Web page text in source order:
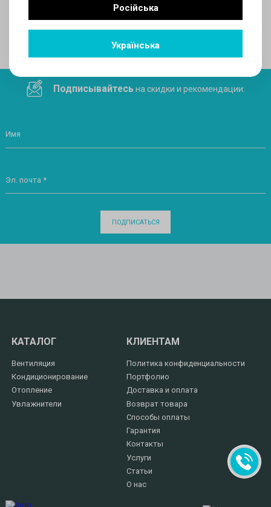
Російська
Українська
Поделитесь ссылкой в социальных сетях
Подписывайтесьна скидки и рекомендации:
Имя
Эл. почта *
ПОДПИСАТЬСЯ
КАТАЛОГ
Вентиляция
Кондиционирование
Отопление
Увлажнители
КЛИЕНТАМ
Политика конфиденциальности
Портфолио
Доставка и оплата
Возврат товара
Способы оплаты
Гарантия
Контакты
Услуги
Статьи
О нас